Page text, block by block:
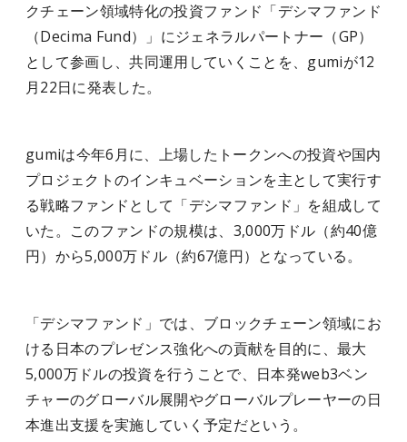
クチェーン領域特化の投資ファンド「デシマファンド
（Decima Fund）」にジェネラルパートナー（GP）
として参画し、共同運用していくことを、gumiが12
月22日に発表した。
gumiは今年6月に、上場したトークンへの投資や国内
プロジェクトのインキュベーションを主として実行す
る戦略ファンドとして「デシマファンド」を組成して
いた。このファンドの規模は、3,000万ドル（約40億
円）から5,000万ドル（約67億円）となっている。
「デシマファンド」では、ブロックチェーン領域にお
ける日本のプレゼンス強化への貢献を目的に、最大
5,000万ドルの投資を行うことで、日本発web3ベン
チャーのグローバル展開やグローバルプレーヤーの日
本進出支援を実施していく予定だという。